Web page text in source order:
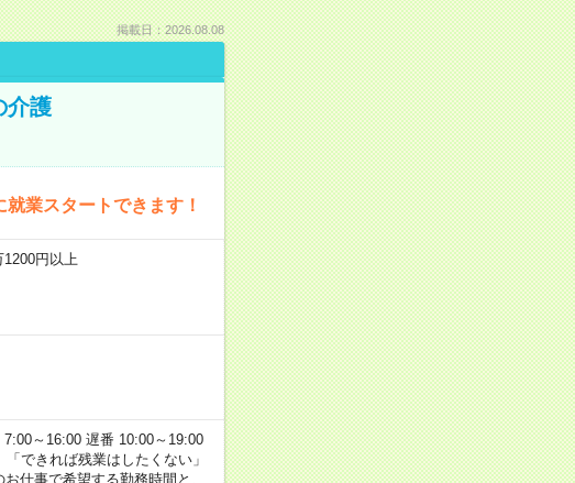
掲載日：2026.08.08
介護
業スタートできます！
円以上
～16:00 遅番 10:00～19:00
できれば残業はしたくない」
仕事で希望する勤務時間と、